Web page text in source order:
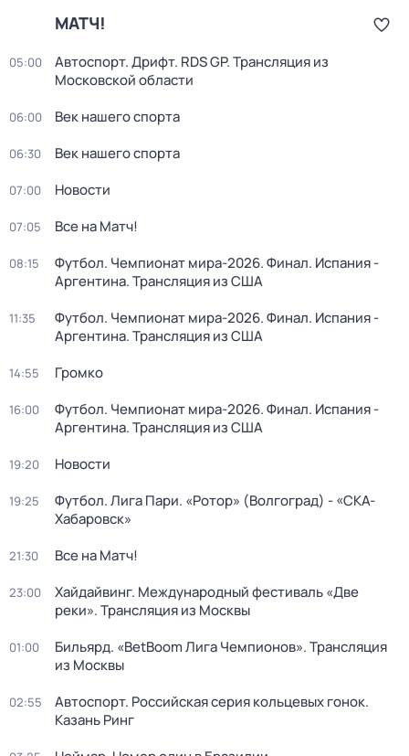
МАТЧ!
05:00
Автоспорт. Дрифт. RDS GP. Трансляция из
Московской области
06:00 Век нашего спорта
06:30 Век нашего спорта
07:00 Новости
07:05 Все на Матч!
08:15
Футбол. Чемпионат мира-2026. Финал. Испания -
Аргентина. Трансляция из США
11:35
Футбол. Чемпионат мира-2026. Финал. Испания -
Аргентина. Трансляция из США
14:55 Громко
16:00
Футбол. Чемпионат мира-2026. Финал. Испания -
Аргентина. Трансляция из США
19:20 Новости
19:25
Футбол. Лига Пари. «Ротор» (Волгоград) - «СКА-
Хабаровск»
21:30 Все на Матч!
23:00
Хайдайвинг. Международный фестиваль «Две
реки». Трансляция из Москвы
01:00
Бильярд. «BetBoom Лига Чемпионов». Трансляция
из Москвы
02:55
Автоспорт. Российская серия кольцевых гонок.
Казань Ринг